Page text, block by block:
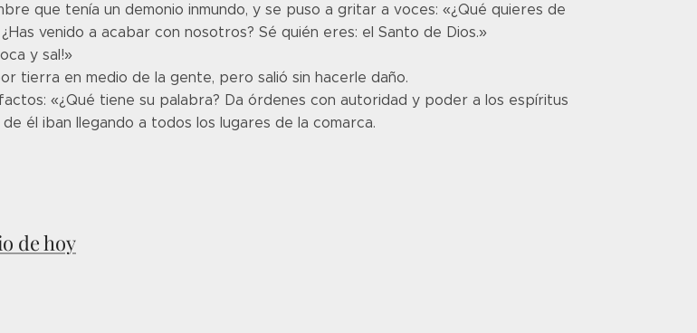
que tenía un demonio inmundo, y se puso a gritar a voces: «¿Qué quieres de
venido a acabar con nosotros? Sé quién eres: el Santo de Dios.»
y sal!»
tierra en medio de la gente, pero salió sin hacerle daño.
«¿Qué tiene su palabra? Da órdenes con autoridad y poder a los espíritus
de él iban llegando a todos los lugares de la comarca.
de hoy